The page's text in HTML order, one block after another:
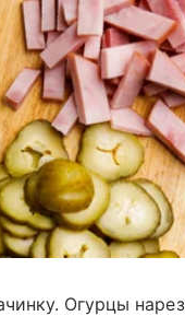
Огурцы